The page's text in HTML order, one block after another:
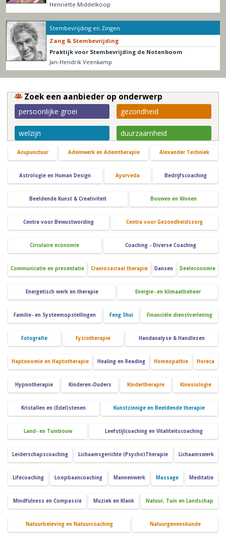
Henriëtte Middelkoop
Stembevrijding en Zingen
Zang & Stembevrijding
Praktijk voor Stembevrijding de Notenboom
Jan-Hendrik Veenkamp
Zoek een aanbieder op onderwerp
persoonlijke groei gezondheid
welzijn duurzaamheid
Acupunctuur Ademwerk en Ademtherapie Alexander Techniek
Astrologie en Human Design Ayurveda Bedrijfscoaching
Beeldende Kunst & Creativiteit Bouwen en Wonen
Centra voor Bewustwording Centra voor Gezondheidszorg
Circulaire economie Coaching - Diverse Coaching
Communicatie en presentatie Craniosacraal therapie Dansen Deeleconomie
Energetisch werk en therapie Energie- en klimaatbeheer
Familie- en Systeemopstellingen Feng Shui Financiële dienstverlening
Fotografie Fysiotherapie Handanalyse & Handlezen
Haptonomie en Haptotherapie Healing en Reading Homeopathie Horeca
Hypnotherapie Kinderen-Ouders Kindertherapie Kinesiologie
Kristallen en (Edel)stenen Kunstzinnige en Beeldende therapie
Land- en Tuinbouw Leefstijlcoaching en Vitaliteitscoaching
Leiderschapscoaching Lichaamsgerichte (Psycho)Therapie Lichaamswerk
Lifecoaching Loopbaancoaching Mannenwerk Massage Meditatie
Mindfulness en Compassie Muziek en Klank Natuur, Tuin en Landschap
Natuurbeleving en Natuurcoaching Natuurgeneeskunde